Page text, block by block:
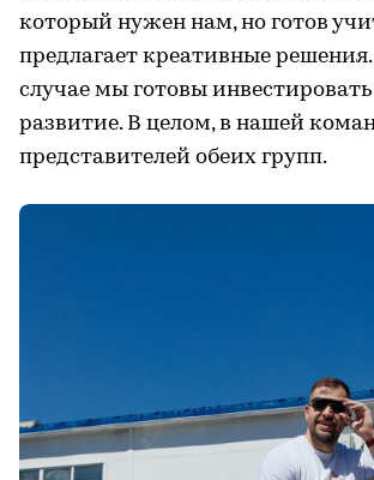
который нужен нам, но готов
предлагает креативные
случае мы готовы инвестировать
развитие. В целом, в нашей
представителей обеих групп.